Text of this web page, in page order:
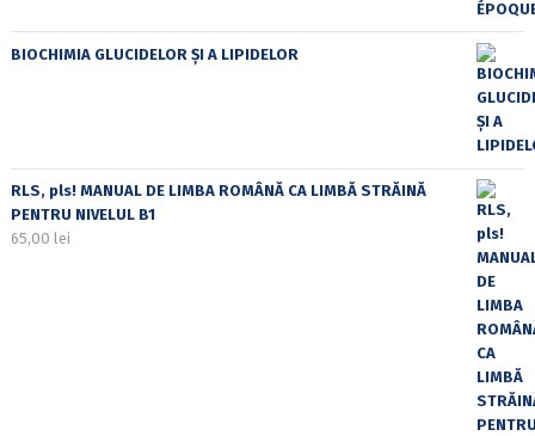
BIOCHIMIA GLUCIDELOR ȘI A LIPIDELOR
RLS, pls! MANUAL DE LIMBA ROMÂNĂ CA LIMBĂ STRĂINĂ
PENTRU NIVELUL B1
65,00 lei